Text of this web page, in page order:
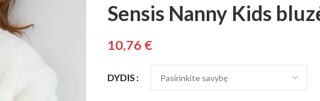
Sensis Nanny Kids
10,76 €
DYDIS